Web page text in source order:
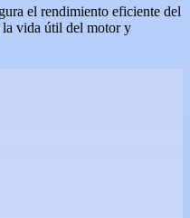
el rendimiento eficiente del
vida útil del motor y